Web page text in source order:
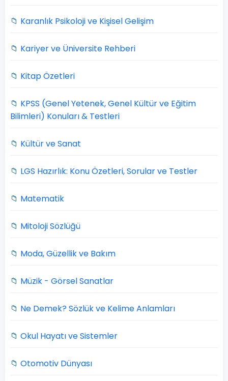
📁 Karanlık Psikoloji ve Kişisel Gelişim
📁 Kariyer ve Üniversite Rehberi
📁 Kitap Özetleri
📁 KPSS (Genel Yetenek, Genel Kültür ve Eğitim
Bilimleri) Konuları & Testleri
📁 Kültür ve Sanat
📁 LGS Hazırlık: Konu Özetleri, Sorular ve Testler
📁 Matematik
📁 Mitoloji Sözlüğü
📁 Moda, Güzellik ve Bakım
📁 Müzik - Görsel Sanatlar
📁 Ne Demek? Sözlük ve Kelime Anlamları
📁 Okul Hayatı ve Sistemler
📁 Otomotiv Dünyası